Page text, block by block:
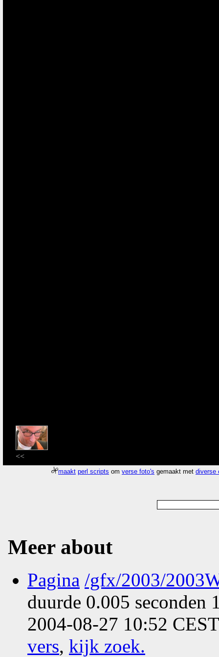
<<
maakt perl scripts omverse foto's gemaakt metdiverse
Meer about
Pagina /gfx/2003/
duurde 0.005 seconden
2004-08-27 10:52
vers, kijk zoek.